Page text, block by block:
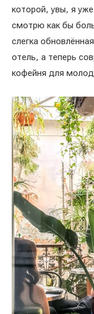
которой, увы, я
смотрю как бы
слегка
отель, а теперь
кофейня для